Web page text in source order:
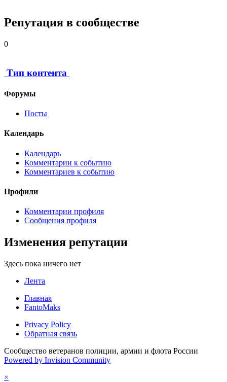
Репутация в сообществе
0
Тип контента
Форумы
Посты
Календарь
Календарь
Комментарии к событию
Комментариев к событию
Профили
Комментарии профиля
Сообщения профиля
Изменения репутации
Здесь пока ничего нет
Лента
Главная
FantoMaks
Privacy Policy
Обратная связь
Сообщество ветеранов полиции, армии и флота России
Powered by Invision Community
×